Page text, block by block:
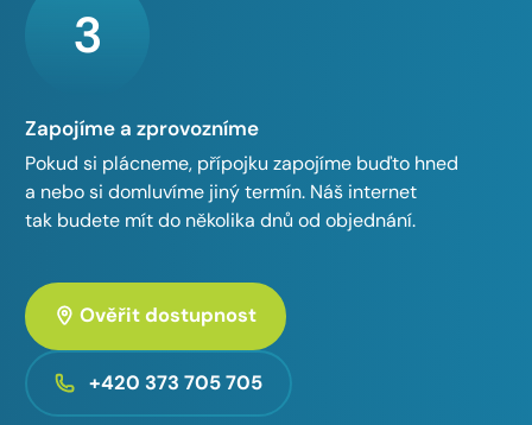
3
Zapojíme a zprovozníme
Pokud si plácneme, přípojku zapojíme buďto hned
a nebo si domluvíme jiný termín. Náš internet
tak budete mít do několika dnů od objednání.
Ověřit dostupnost
+420 373 705 705